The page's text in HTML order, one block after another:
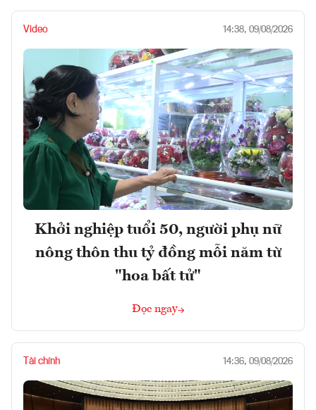
Video 14:38, 09/08/2026
Khởi nghiệp tuổi 50, người phụ nữ
nông thôn thu tỷ đồng mỗi năm từ
"hoa bất tử"
Đọc ngay
Tài chính 14:36, 09/08/2026